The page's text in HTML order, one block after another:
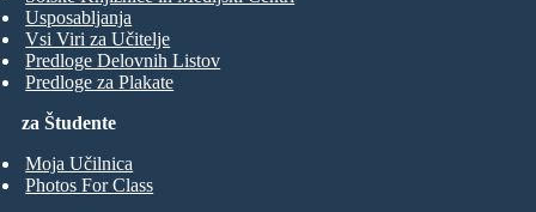
za Študente
Moja Učilnica
Photos For Class
Usposabljanja
Vsi Viri za Učitelje
Predloge Delovnih Listov
Predloge za Plakate